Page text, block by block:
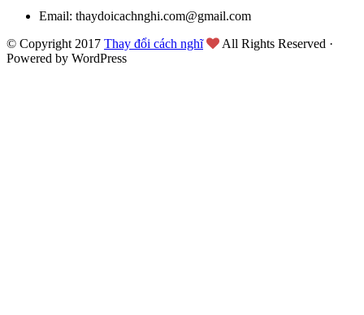
Email: thaydoicachnghi.com@gmail.com
© Copyright 2017 Thay đổi cách nghĩ
All Rights Reserved ·
Powered by WordPress